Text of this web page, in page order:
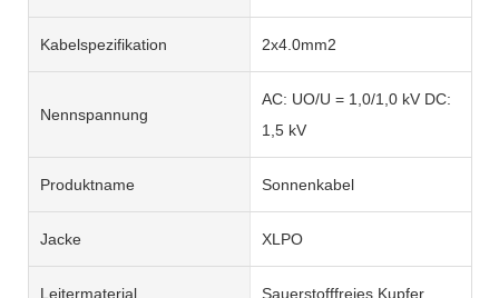
Kabelspezifikation 2x4.0mm2
Nennspannung
AC: UO/U = 1,0/1,0 kV DC:
1,5 kV
Produktname Sonnenkabel
Jacke XLPO
Leitermaterial Sauerstofffreies Kupfer